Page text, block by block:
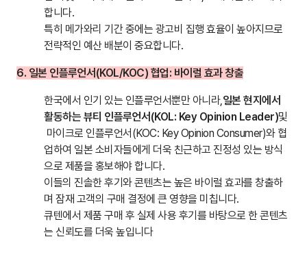
합니다.
특히 메가와리 기간 중에는 광고비 집행 효율이 높아지므로
전략적인 예산 배분이 중요합니다.
6. 일본 인플루언서(KOL/KOC) 협업: 바이럴 효과 창출
한국에서 인기 있는 인플루언서뿐만 아니라,일본 현지에서
활동하는 뷰티 인플루언서(KOL: Key Opinion Leader)및
마이크로 인플루언서(KOC: Key Opinion Consumer)와 협
업하여 일본 소비자들에게 더욱 친근하고 진정성 있는 방식
으로 제품을 홍보해야 합니다.
이들의 진솔한 후기와 콘텐츠는 높은 바이럴 효과를 창출하
며 잠재 고객의 구매 결정에 큰 영향을 미칩니다.
큐텐에서 제품 구매 후 실제 사용 후기를 바탕으로 한 콘텐츠
는 신뢰도를 더욱 높입니다